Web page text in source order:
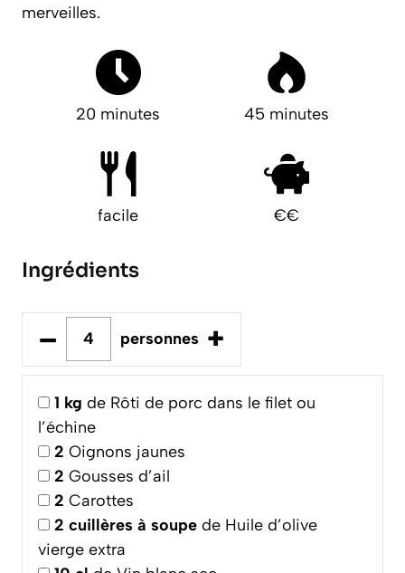
merveilles.
20 minutes 45 minutes
facile €€
Ingrédients
– personnes +
1 kg de Rôti de porc dans le filet ou
l’échine
2 Oignons jaunes
2 Gousses d’ail
2 Carottes
2 cuillères à soupe de Huile d’olive
vierge extra